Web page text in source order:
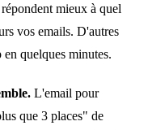
mieux à quel
vos emails. D'autres
quelques minutes.
L'email pour
que 3 places" de